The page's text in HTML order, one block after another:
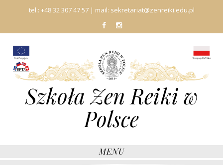
tel.: +48 32 307 47 57| mail: sekretariat@zenreiki.edu.pl
fb In
Szkoła Zen Reiki w
Polsce
MENU